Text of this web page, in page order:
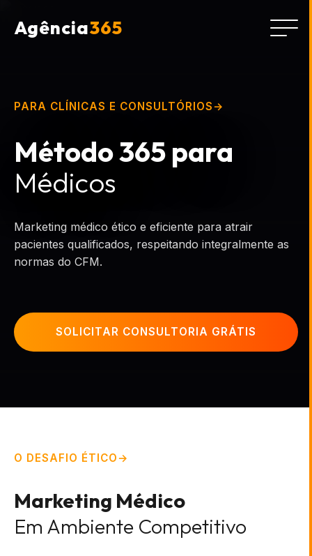
Agência365
PARA CLÍNICAS E CONSULTÓRIOS
Método 365 para
Médicos
Marketing médico ético e eficiente para atrair
pacientes qualificados, respeitando integralmente as
normas do CFM.
SOLICITAR CONSULTORIA GRÁTIS
O DESAFIO ÉTICO
Marketing Médico
Em Ambiente Competitivo